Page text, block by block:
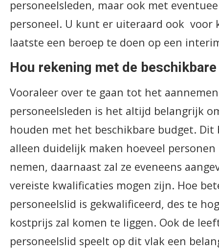
personeelsleden, maar ook met
personeel. U kunt er uiteraard ook voor
laatste een beroep te doen op een
Hou rekening met de
Vooraleer over te gaan tot het
personeelsleden is het altijd belangrijk
houden met het beschikbare budget. Dit
alleen duidelijk maken hoeveel
nemen, daarnaast zal ze eveneens
vereiste kwalificaties mogen zijn. Hoe
personeelslid is gekwalificeerd, des te
kostprijs zal komen te liggen. Ook de
personeelslid speelt op dit vlak een